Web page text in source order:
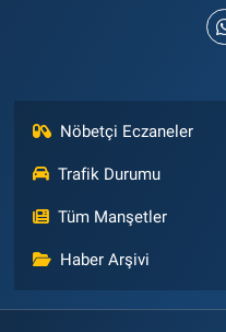
Nöbetçi Eczaneler
Trafik Durumu
Tüm Manşetler
Haber Arşivi